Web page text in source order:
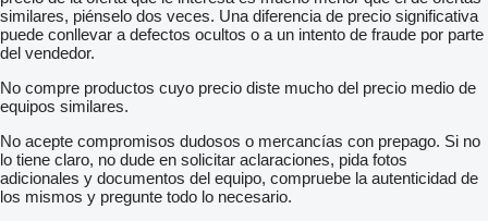
similares, piénselo dos veces. Una diferencia de precio significativa
puede conllevar a defectos ocultos o a un intento de fraude por parte
del vendedor.
No compre productos cuyo precio diste mucho del precio medio de
equipos similares.
No acepte compromisos dudosos o mercancías con prepago. Si no
lo tiene claro, no dude en solicitar aclaraciones, pida fotos
adicionales y documentos del equipo, compruebe la autenticidad de
los mismos y pregunte todo lo necesario.